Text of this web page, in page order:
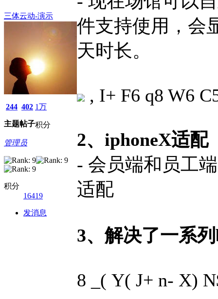
三体云动-演示
244
主题
402
帖子
1万
积分
管理员
积分
16419
发消息
件支持使用，会
天时长。
, I+ F6 q8 W6
2、iphoneX适配
- 会员端和员工
适配
3、解决了一系
8 _( Y( J+ n- X)